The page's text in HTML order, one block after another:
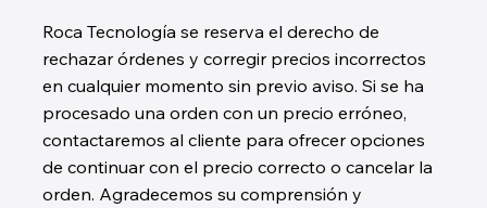
Roca Tecnología se reserva el derecho de
rechazar órdenes y corregir precios incorrectos
en cualquier momento sin previo aviso. Si se ha
procesado una orden con un precio erróneo,
contactaremos al cliente para ofrecer opciones
de continuar con el precio correcto o cancelar la
orden. Agradecemos su comprensión y